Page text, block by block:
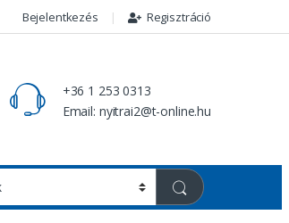
Bejelentkezés Regisztráció
+36 1 253 0313
Email: nyitrai2@t-online.hu